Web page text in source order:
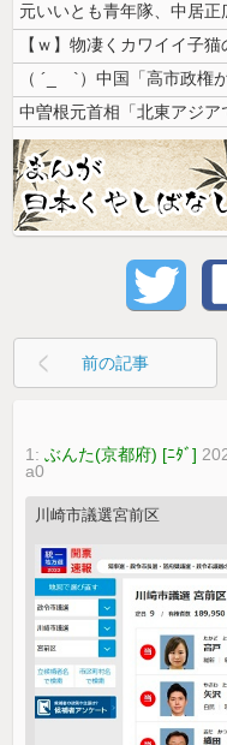
元いいとも青年隊、中居正
【ｗ】物凄くカワイイ子猫
中曽根元首相「北東アジ
前の記事
1:ぶんた(京都府) [ﾆﾀﾞ]
a0
川崎市議選宮前区